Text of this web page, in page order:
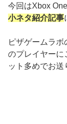
今回はXbox
小ネタ紹介記事
ピザゲームラボ
のプレイヤーに
ット多めでお送